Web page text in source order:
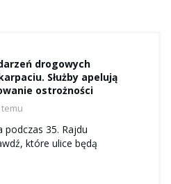
drogowych
Służby apelują
ostrożności
podczas 35. Rajdu
które ulice będą